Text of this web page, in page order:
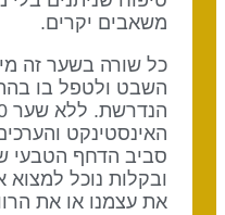
משאבים יקרים.
כל שורה בשער זה
השבט ולטפל בו
האינסטינקט
סביב הדחף הטבעי
ובקלות נוכל למצוא
את עצמנו או את